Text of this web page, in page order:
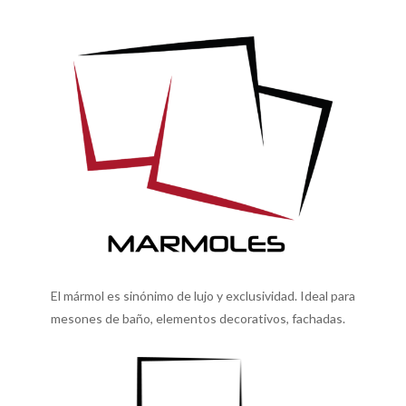
El mármol es sinónimo de lujo y exclusividad. Ideal para
mesones de baño, elementos decorativos, fachadas.